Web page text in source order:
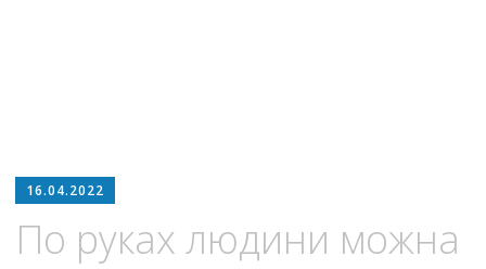
16.04.2022
По руках людини можна